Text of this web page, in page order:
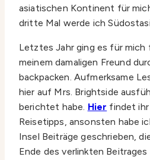
asiatischen Kontinent für
dritte Mal werde ich
Letztes Jahr ging es für
meinem damaligen Freund
backpacken. Aufmerksame
hier auf Mrs. Brightside
berichtet habe. Hier findet
Reisetipps, ansonsten habe
Insel Beiträge geschrieben,
Ende des verlinkten